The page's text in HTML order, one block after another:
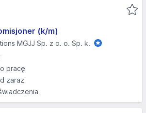
(k/m)
MGJJ Sp. z o. o. Sp. k.
pracę
zaraz